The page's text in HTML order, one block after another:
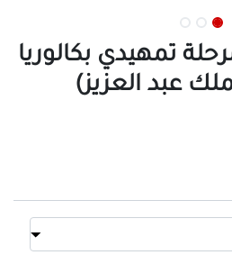
تمهيدي بكالوريا
عبد العزيز)